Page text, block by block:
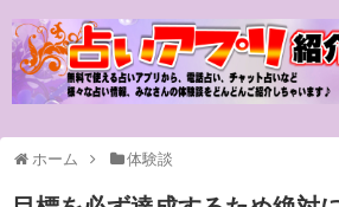
ホーム 体験談